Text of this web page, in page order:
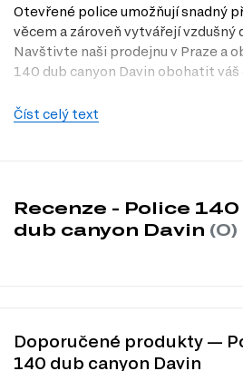
Otevřené police umožňují snadný
věcem a zároveň vytvářejí vzdušný
Navštivte naši prodejnu v Praze a
140 dub canyon Davin obohatit váš
Charakteristiky, vlastnosti
místa.
Lesklá povrchová úprava.Lesklý
atraktivně, ale také usnadňuje údržbu a
Police 140 dub canyon Davin je
Číst celý text
Recenze - Police 140
dub canyon Davin (0)
Doporučené produkty —
140 dub canyon Davin